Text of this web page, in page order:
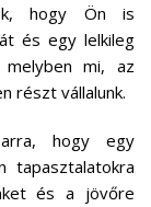
hogy Ön is
és egy lelkileg
melyben mi, az
részt vállalunk.
hogy egy
tapasztalatokra
és a jövőre